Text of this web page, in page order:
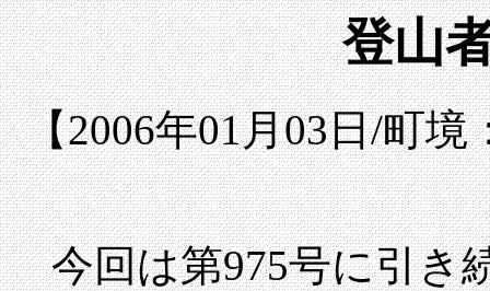
登山
【2006年01月03日/町
今回は第975号に引き